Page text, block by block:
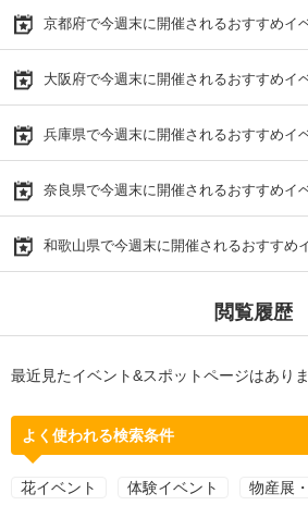
京都府で今週末に開催されるおすすめイ
大阪府で今週末に開催されるおすすめイ
兵庫県で今週末に開催されるおすすめイ
奈良県で今週末に開催されるおすすめイ
和歌山県で今週末に開催されるおすすめ
閲覧履歴
最近見たイベント&スポットページはありま
よく使われる検索条件
花イベント 体験イベント 物産展